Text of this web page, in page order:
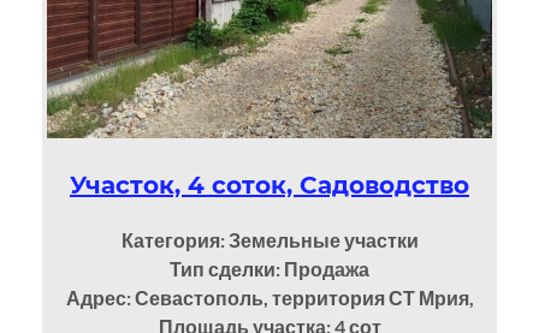
Участок, 4 соток, Садоводство
Категория: Земельные участки
Тип сделки: Продажа
Адрес: Севастополь, территория СТ Мрия,
Площадь участка: 4сот